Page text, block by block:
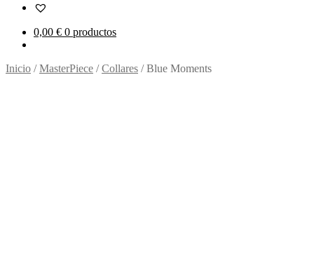
0,00 € 0 productos
Inicio /MasterPiece /Collares /Blue Moments